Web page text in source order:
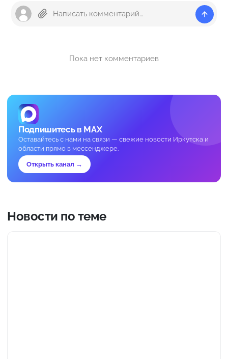
Пока нет комментариев
Подпишитесь в MAX
Оставайтесь с нами на связи — свежие новости Иркутска и
области прямо в мессенджере.
Открыть канал →
Новости по теме